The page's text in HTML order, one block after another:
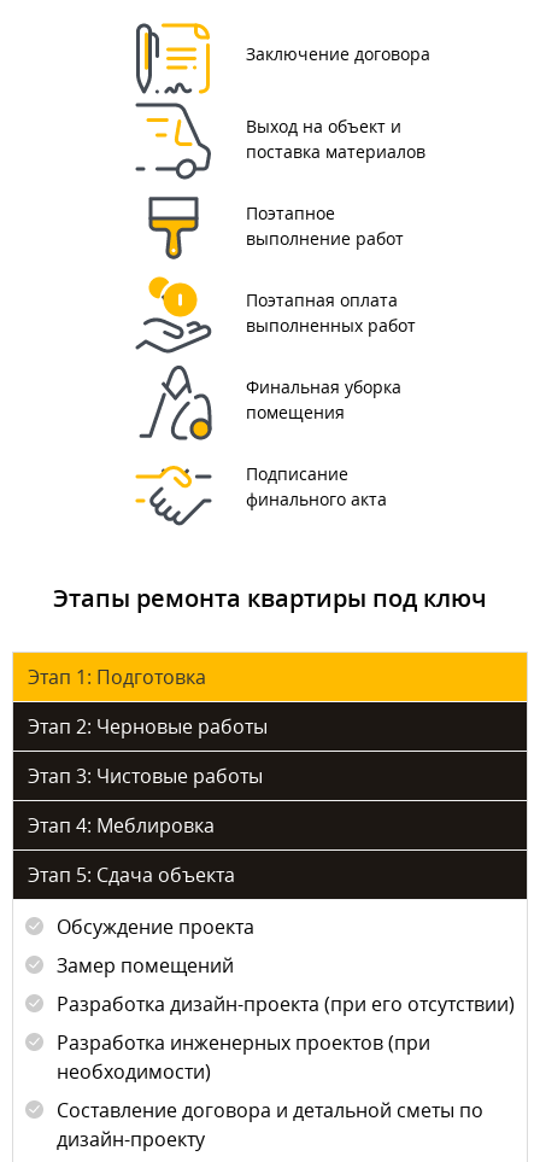
Заключение договора
Выход на объект и
поставка материалов
Поэтапное
выполнение работ
Поэтапная оплата
выполненных работ
Финальная уборка
помещения
Подписание
финального акта
Этапы ремонта квартиры под ключ
Этап 1: Подготовка
Этап 2: Черновые работы
Этап 3: Чистовые работы
Этап 4: Меблировка
Этап 5: Сдача объекта
Обсуждение проекта
Замер помещений
Разработка дизайн-проекта (при его отсутствии)
Разработка инженерных проектов (при
необходимости)
Составление договора и детальной сметы по
дизайн-проекту